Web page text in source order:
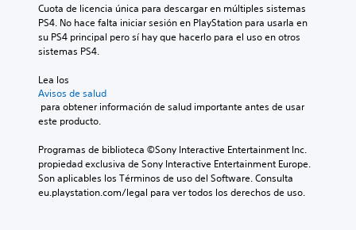
Cuota de licencia única para descargar en múltiples sistemas
PS4. No hace falta iniciar sesión en PlayStation para usarla en
su PS4 principal pero sí hay que hacerlo para el uso en otros
sistemas PS4.
Lea los
Avisos de salud
este producto.
Programas de biblioteca ©Sony Interactive Entertainment Inc.
propiedad exclusiva de Sony Interactive Entertainment Europe.
Son aplicables los Términos de uso del Software. Consulta
eu.playstation.com/legal para ver todos los derechos de uso.